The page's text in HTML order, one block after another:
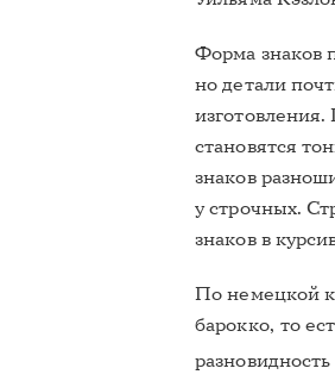
Форма знаков
но детали
становятся
знаков
у строчных.
знаков в
По немецкой
барокко, то